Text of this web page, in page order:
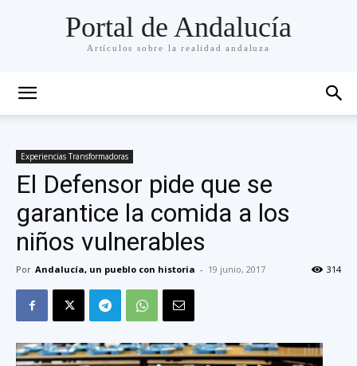
Portal de Andalucía
Artículos sobre la realidad andaluza
Experiencias Transformadoras
El Defensor pide que se
garantice la comida a los
niños vulnerables
Por Andalucía, un pueblo con historia - 19 junio, 2017 314